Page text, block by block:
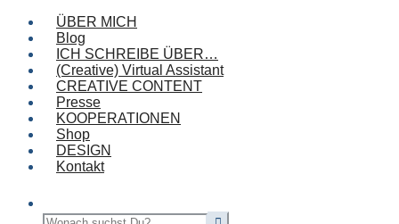
ÜBER MICH
Blog
ICH SCHREIBE ÜBER…
(Creative) Virtual Assistant
CREATIVE CONTENT
Presse
KOOPERATIONEN
Shop
DESIGN
Kontakt